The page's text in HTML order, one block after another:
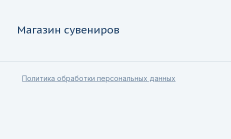
Магазин сувениров
Политика обработки персональных данных